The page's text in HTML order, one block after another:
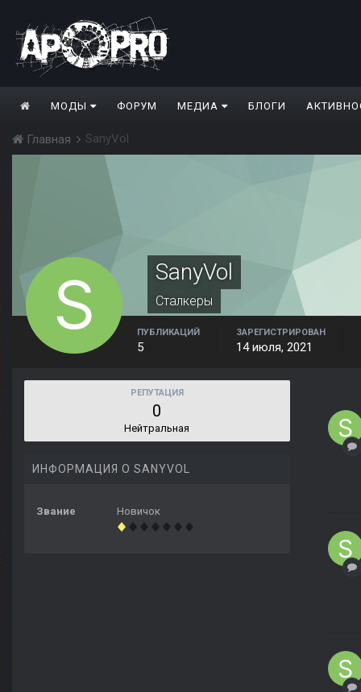
МОДЫ ФОРУМ МЕДИА БЛОГИ
Главная SanyVol
SanyVol
Сталкеры
ПУБЛИКАЦИЙ
5
ЗАРЕГИСТРИРОВАН
14 июля, 2021
РЕПУТАЦИЯ
0
Нейтральная
ИНФОРМАЦИЯ О SANYVOL
Звание Новичок